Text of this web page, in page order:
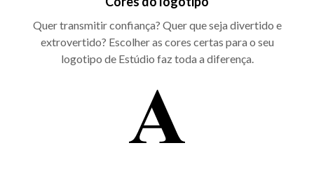
Quer transmitir confiança? Quer que seja divertido e
extrovertido? Escolher as cores certas para o seu
logotipo de Estúdio faz toda a diferença.